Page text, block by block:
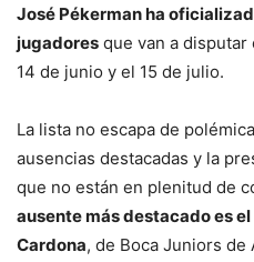
José Pékerman ha
jugadores que van a disputar
14 de junio y el 15 de julio.
La lista no escapa de
ausencias destacadas y la
que no están en plenitud de
ausente más destacado es
Cardona, de Boca Juniors